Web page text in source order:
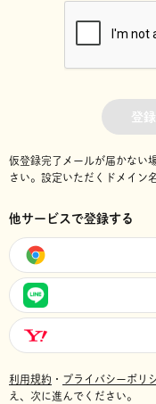
登
仮登録完了メールが届かない
さい。 設定いただくドメイン
他サービスで登録する
利用規約 ・ プライバシーポリ
え、次に進んでください。